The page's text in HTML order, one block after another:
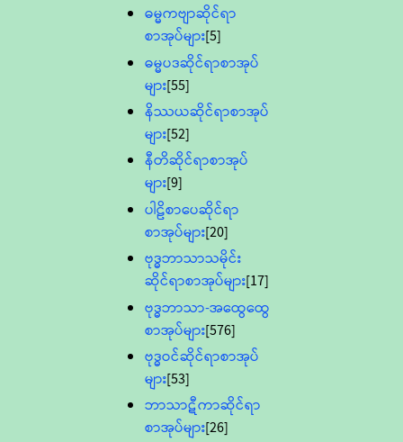
ဓမ္မကဗျာဆိုင်ရာ
စာအုပ်များ[5]
ဓမ္မပဒဆိုင်ရာစာအုပ်
များ[55]
နိဿယဆိုင်ရာစာအုပ်
များ[52]
နီတိဆိုင်ရာစာအုပ်
များ[9]
ပါဠိစာပေဆိုင်ရာ
စာအုပ်များ[20]
ဗုဒ္ဓဘာသာသမိုင်း
ဆိုင်ရာစာအုပ်များ[17]
ဗုဒ္ဓဘာသာ-အထွေထွေ
စာအုပ်များ[576]
ဗုဒ္ဓဝင်ဆိုင်ရာစာအုပ်
များ[53]
ဘာသာဋီကာဆိုင်ရာ
စာအုပ်များ[26]